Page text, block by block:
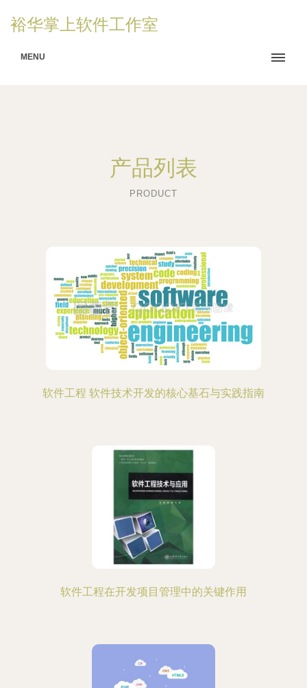
裕华掌上软件工作室
MENU
产品列表
PRODUCT
软件工程 软件技术开发的核心基石与实践指南
软件工程在开发项目管理中的关键作用